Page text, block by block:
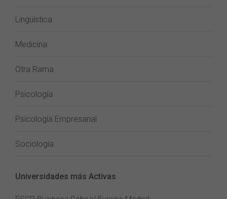
Lingüística
Medicina
Otra Rama
Psicología
Psicología Empresarial
Sociología
Universidades más Activas